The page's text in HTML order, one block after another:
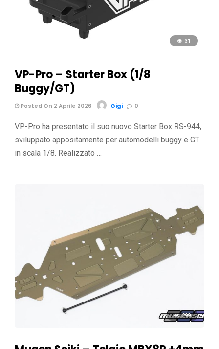
31
VP-Pro – Starter Box (1/8
Buggy/GT)
Posted On 2 Aprile 2026 Gigi 0
VP-Pro ha presentato il suo nuovo Starter Box RS-944,
sviluppato appositamente per automodelli buggy e GT
in scala 1/8. Realizzato …
299